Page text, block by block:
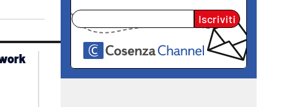
Iscriviti
lacplay.it
lactv.it
lacitymag.it
lacapitalenews.it